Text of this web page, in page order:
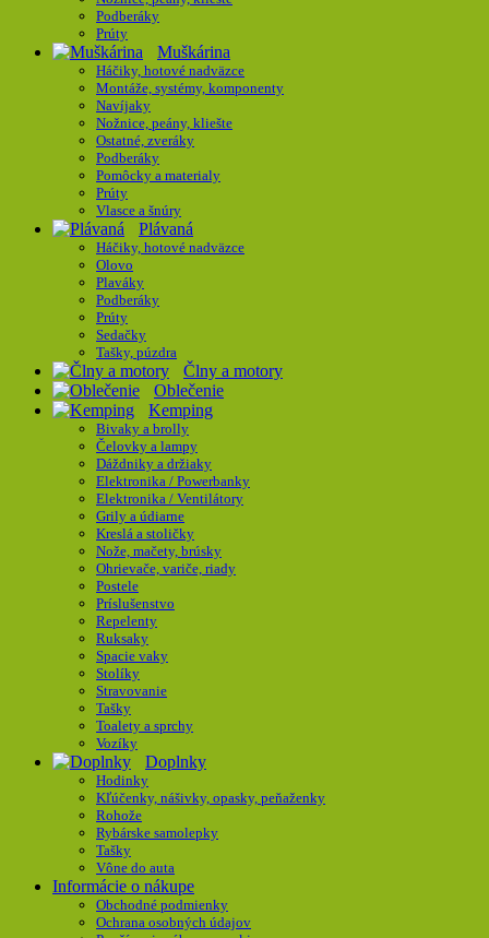
Podberáky
Prúty
Muškárina
Háčiky, hotové nadväzce
Montáže, systémy, komponenty
Navíjaky
Nožnice, peány, kliešte
Ostatné, zveráky
Podberáky
Pomôcky a materialy
Prúty
Vlasce a šnúry
Plávaná
Háčiky, hotové nadväzce
Olovo
Plaváky
Podberáky
Prúty
Sedačky
Tašky, púzdra
Člny a motory
Oblečenie
Kemping
Bivaky a brolly
Čelovky a lampy
Dáždniky a držiaky
Elektronika / Powerbanky
Elektronika / Ventilátory
Grily a údiarne
Kreslá a stoličky
Nože, mačety, brúsky
Ohrievače, variče, riady
Postele
Príslušenstvo
Repelenty
Ruksaky
Spacie vaky
Stolíky
Stravovanie
Tašky
Toalety a sprchy
Vozíky
Doplnky
Hodinky
Kľúčenky, nášivky, opasky, peňaženky
Rohože
Rybárske samolepky
Tašky
Vône do auta
Informácie o nákupe
Obchodné podmienky
Ochrana osobných údajov